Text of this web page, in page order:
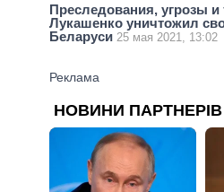
Преследования, угрозы
Лукашенко уничтожил
Беларуси 25 мая 2021, 13:02